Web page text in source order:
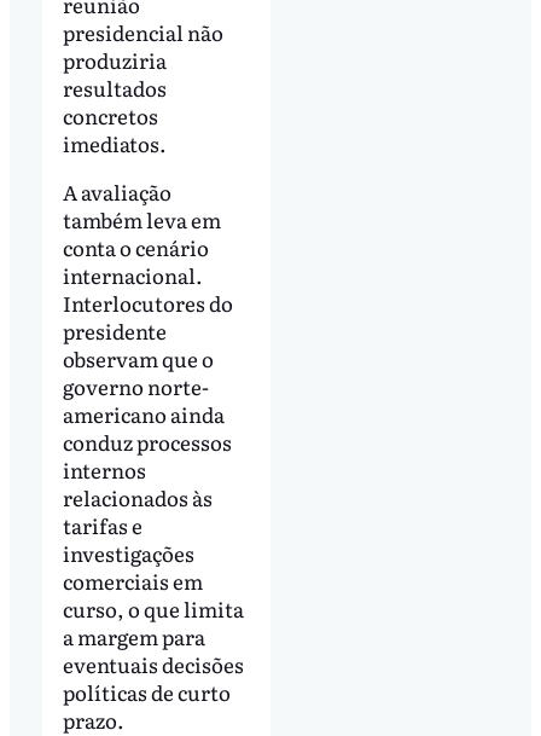
presidencial não
produziria
resultados
concretos
imediatos.
A avaliação
também leva em
conta o cenário
internacional.
Interlocutores do
presidente
observam que o
governo norte-
americano ainda
conduz processos
internos
relacionados às
tarifas e
investigações
comerciais em
curso, o que limita
a margem para
eventuais decisões
políticas de curto
prazo.